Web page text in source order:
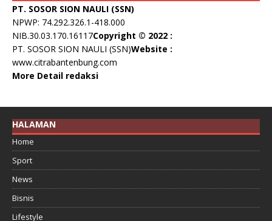
PT. SOSOR SION NAULI (SSN)
NPWP: 74.292.326.1-418.000
NIB.30.03.170.16117Copyright © 2022 :
PT. SOSOR SION NAULI (SSN)Website :
www.citrabantenbung.com
More Detail redaksi
HALAMAN
Home
Sport
News
Bisnis
Lifestyle